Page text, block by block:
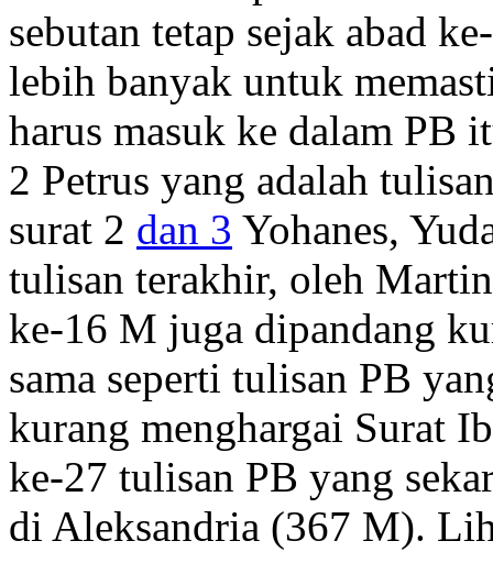
sebutan tetap sejak abad
lebih banyak untuk
harus masuk ke dalam PB
2 Petrus yang adalah
surat 2 dan 3 Yohanes,
tulisan terakhir, oleh
ke-16 M juga dipandang
sama seperti tulisan PB
kurang menghargai Surat
ke-27 tulisan PB yang
di Aleksandria (367 M).